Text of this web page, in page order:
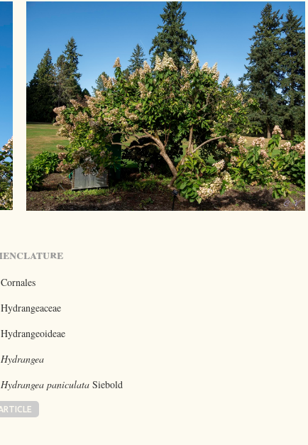
Cornales
Hydrangeaceae
Hydrangeoideae
Hydrangea
Hydrangea paniculataSiebold